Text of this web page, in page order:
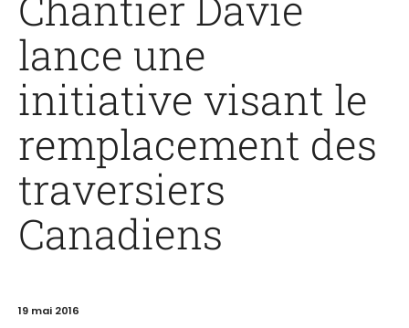
lance une
initiative visant le
remplacement des
traversiers
Canadiens
19 mai 2016